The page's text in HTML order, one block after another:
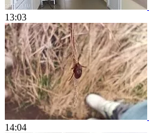
13:03
14:04